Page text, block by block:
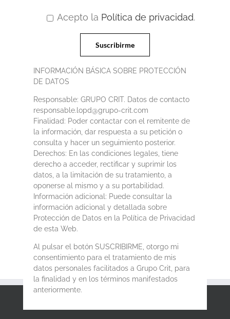
Acepto la Política de privacidad.
INFORMACIÓN BÁSICA SOBRE PROTECCIÓN
DE DATOS
Responsable: GRUPO CRIT. Datos de contacto
responsable.lopd@grupo-crit.com
Finalidad: Poder contactar con el remitente de
la información, dar respuesta a su petición o
consulta y hacer un seguimiento posterior.
Derechos: En las condiciones legales, tiene
derecho a acceder, rectificar y suprimir los
datos, a la limitación de su tratamiento, a
oponerse al mismo y a su portabilidad.
Información adicional: Puede consultar la
información adicional y detallada sobre
Protección de Datos en la Política de Privacidad
de esta Web.
Al pulsar el botón SUSCRIBIRME, otorgo mi
consentimiento para el tratamiento de mis
datos personales facilitados a Grupo Crit, para
la finalidad y en los términos manifestados
anteriormente.